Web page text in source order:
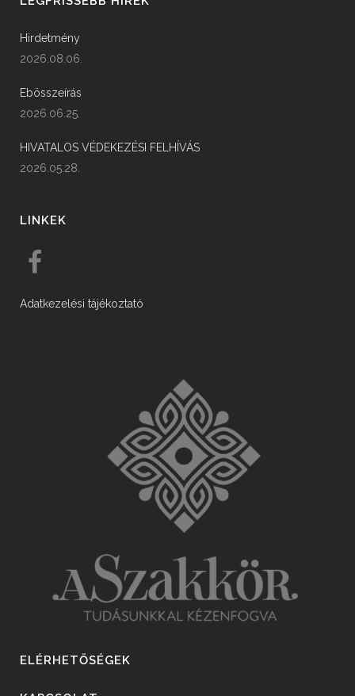
Hirdetmény
2026.08.06.
Ebösszeírás
2026.06.25.
HIVATALOS VÉDEKEZÉSI FELHÍVÁS
2026.05.28.
LINKEK
Adatkezelési tájékoztató
ELÉRHETŐSÉGEK